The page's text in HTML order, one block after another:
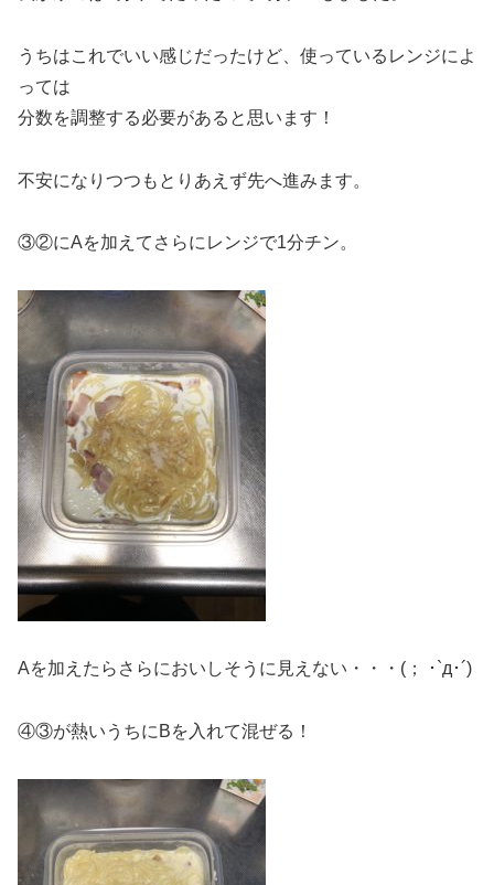
うちはこれでいい感じだったけど、使っているレンジによ
っては
分数を調整する必要があると思います！
不安になりつつもとりあえず先へ進みます。
③②にAを加えてさらにレンジで1分チン。
Aを加えたらさらにおいしそうに見えない・・・(； ･`д･´)
④③が熱いうちにBを入れて混ぜる！